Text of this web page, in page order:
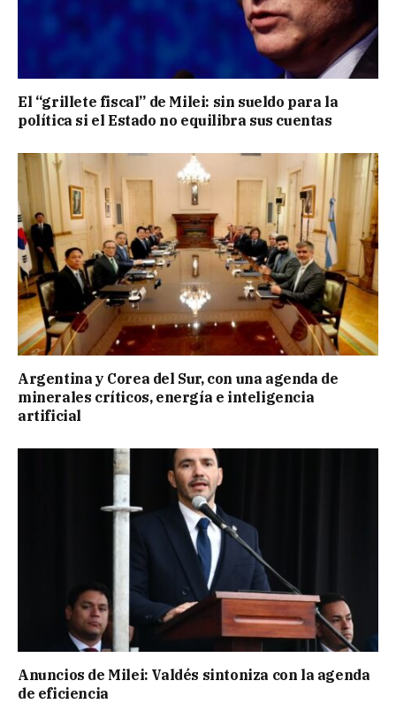
El “grillete fiscal” de Milei: sin sueldo para la
política si el Estado no equilibra sus cuentas
Argentina y Corea del Sur, con una agenda de
minerales críticos, energía e inteligencia
artificial
Anuncios de Milei: Valdés sintoniza con la agenda
de eficiencia